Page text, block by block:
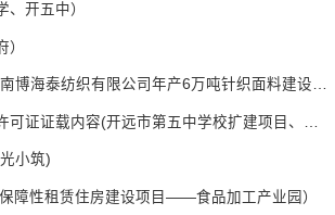
开五中）
开远市自然资源局建设工程规划许可证批前公示(云南博海泰纺织有限公司年产6万吨针织面料建设 ...
小筑)
障性租赁住房建设项目——食品加工产业园）